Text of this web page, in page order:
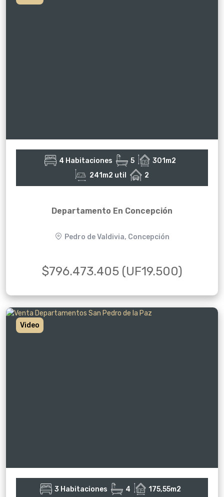
4 Habitaciones 5
301m2
241m2 util
2
Departamento En Concepción
Pedro de Valdivia, Concepción
$796.473.405 (UF19.500)
Video
3 Habitaciones 4
175,55m2